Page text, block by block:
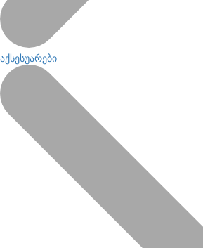
აქსესუარები